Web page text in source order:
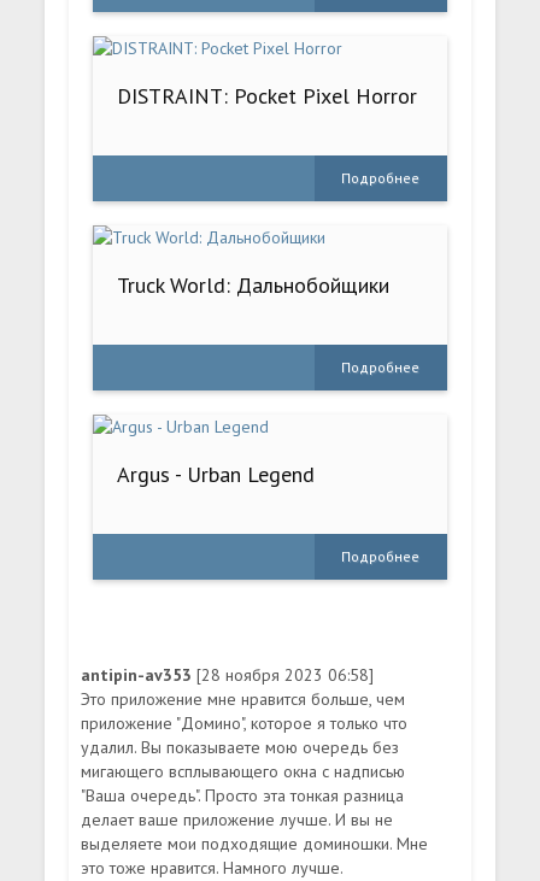
DISTRAINT: Pocket Pixel Horror
Подробнее
Truck World: Дальнобойщики
Подробнее
Argus - Urban Legend
Подробнее
antipin-av353[28 ноября 2023 06:58]
Это приложение мне нравится больше, чем
приложение "Домино", которое я только что
удалил. Вы показываете мою очередь без
мигающего всплывающего окна с надписью
"Ваша очередь". Просто эта тонкая разница
делает ваше приложение лучше. И вы не
выделяете мои подходящие доминошки. Мне
это тоже нравится. Намного лучше.